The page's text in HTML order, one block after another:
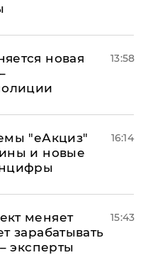
новая
13:58
"еАкциз"
и новые
16:14
меняет
зарабатывать
эксперты
15:43